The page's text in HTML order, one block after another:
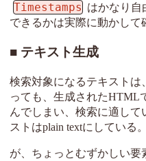
Timestamps はかなり自
できるかは実際に動かして
テキスト生成
検索対象になるテキストは
っても、生成されたHTML
んでしまい、検索に適し
ストはplain textにしている。
が、ちょっとむずかしい要